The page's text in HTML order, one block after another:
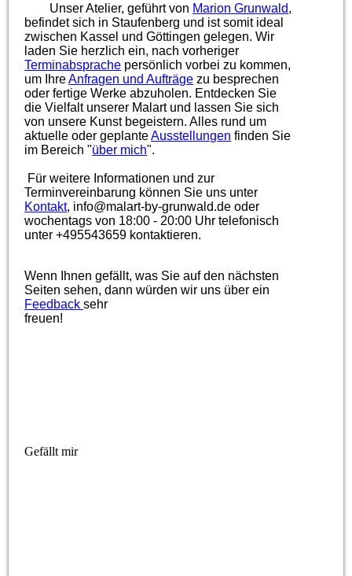
Unser Atelier, geführt von Marion Grunwald,
befindet sich in Staufenberg und ist somit ideal
zwischen Kassel und Göttingen gelegen. Wir
laden Sie herzlich ein, nach vorheriger
Terminabsprache persönlich vorbei zu kommen,
um IhreAnfragen und Aufträge zu besprechen
oder fertige Werke abzuholen. Entdecken Sie
die Vielfalt unserer Malart und lassen Sie sich
von unsere Kunst begeistern. Alles rund um
aktuelle oder geplanteAusstellungen finden Sie
im Bereich "über mich".
Für weitere Informationen und zur
Terminvereinbarung können Sie uns unter
Kontakt, info@malart-by-grunwald.de oder
wochentags von 18:00 - 20:00 Uhr telefonisch
unter +495543659 kontaktieren.
Wenn Ihnen gefällt, was Sie auf den nächsten
Seiten sehen, dann würden wir uns über ein
Feedbacksehr
freuen!
Gefällt mir